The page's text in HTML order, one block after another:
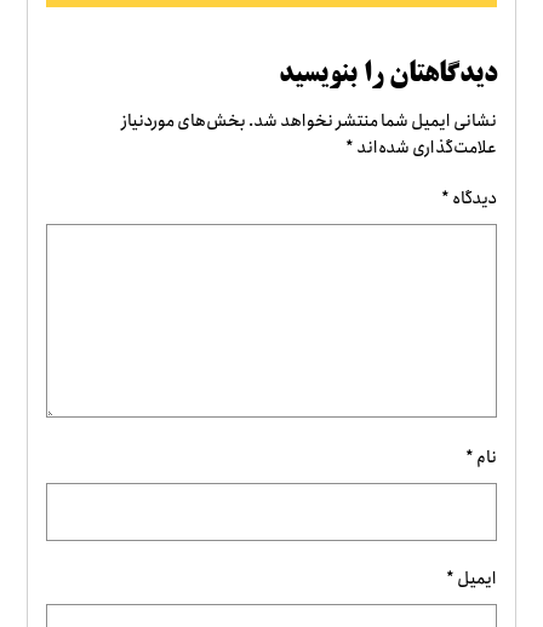
دیدگاهتان را بنویسید
نشانی ایمیل شما منتشر نخواهد شد.بخش‌های موردنیاز
علامت‌گذاری شده‌اند*
دیدگاه*
نام*
ایمیل*